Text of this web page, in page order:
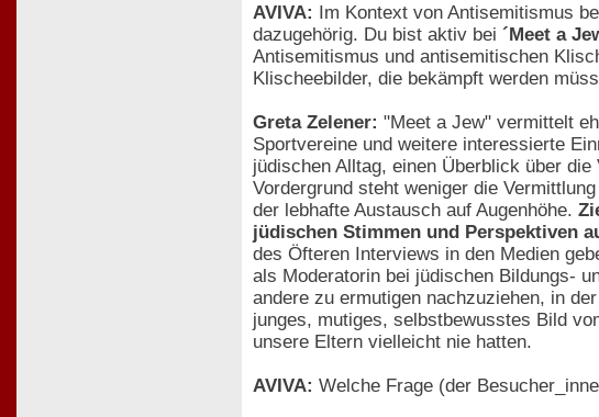
AVIVA: Im Kontext von Antisemitismus
dazugehörig. Du bist aktiv bei ´Meet a
Antisemitismus und antisemitischen
Klischeebilder, die bekämpft werden
Greta Zelener: "Meet a Jew" vermittelt
Sportvereine und weitere interessierte
jüdischen Alltag, einen Überblick über
Vordergrund steht weniger die
der lebhafte Austausch auf Augenhöhe.
jüdischen Stimmen und Perspektiven
des Öfteren Interviews in den Medien
als Moderatorin bei jüdischen Bildungs-
andere zu ermutigen nachzuziehen, in
junges, mutiges, selbstbewusstes Bild
unsere Eltern vielleicht nie hatten.
AVIVA: Welche Frage (der